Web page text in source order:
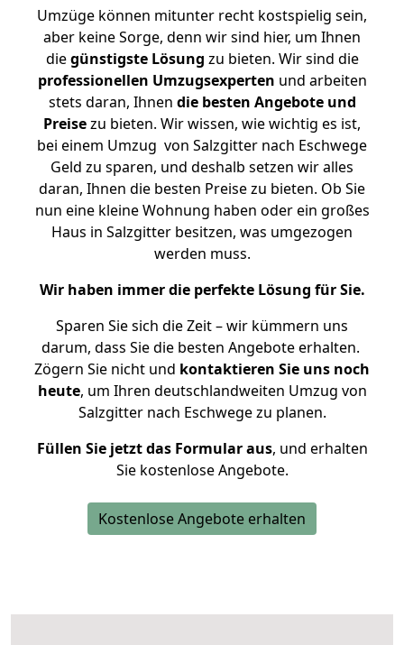
Umzüge können mitunter recht kostspielig sein,
aber keine Sorge, denn wir sind hier, um Ihnen
diegünstigste Lösung zu bieten. Wir sind die
professionellen Umzugsexperten und arbeiten
stets daran, Ihnen die besten Angebote und
Preisezu bieten. Wir wissen, wie wichtig es ist,
bei einem Umzug von Salzgitter nach Eschwege
Geld zu sparen, und deshalb setzen wir alles
daran, Ihnen die besten Preise zu bieten. Ob Sie
nun eine kleine Wohnung haben oder ein großes
Haus in Salzgitter besitzen, was umgezogen
werden muss.
Wir haben immer die perfekte Lösung für Sie.
Sparen Sie sich die Zeit – wir kümmern uns
darum, dass Sie die besten Angebote erhalten.
Zögern Sie nicht und kontaktieren Sie uns noch
heute, um Ihren deutschlandweiten Umzug von
Salzgitter nach Eschwege zu planen.
Füllen Sie jetzt das Formular aus, und erhalten
Sie kostenlose Angebote.
Kostenlose Angebote erhalten